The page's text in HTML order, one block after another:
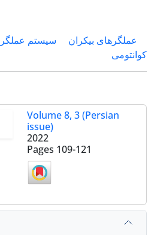
عملگرهای بیکران
سیستم
کوانتومی
Volume 8, 3 (Persian
issue)
2022
Pages 109-121